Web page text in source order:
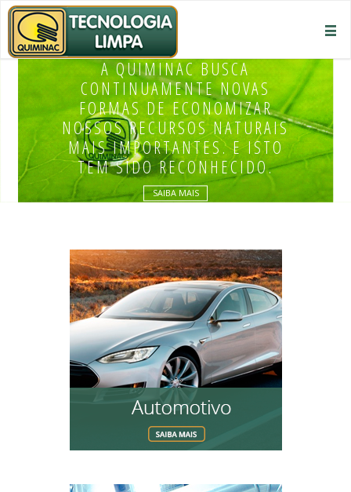
A QUIMINAC BUSCA
CONTINUAMENTE NOVAS
FORMAS DE ECONOMIZAR
NOSSOS RECURSOS NATURAIS
MAIS IMPORTANTES. E ISTO
TEM SIDO RECONHECIDO.
SAIBA MAIS